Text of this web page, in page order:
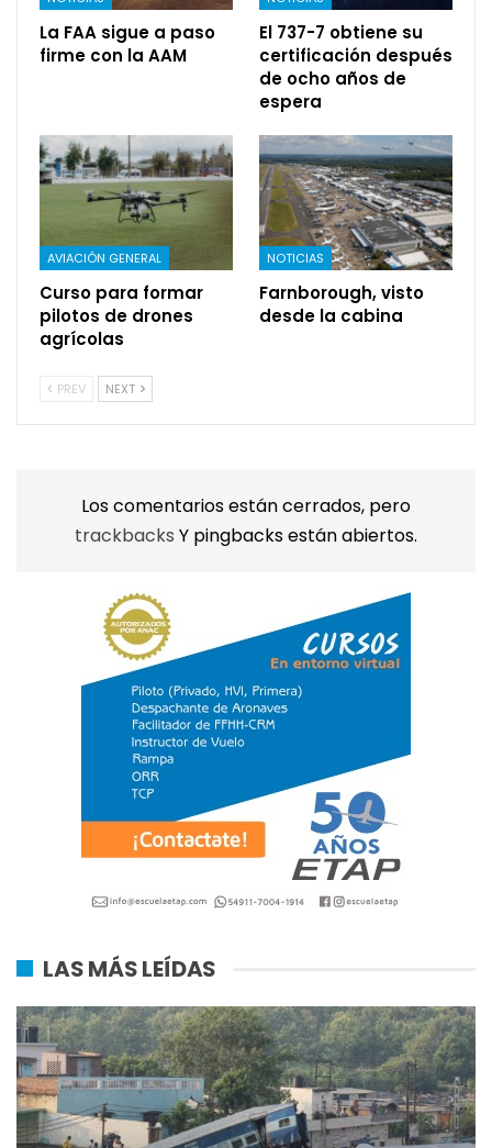
La FAA sigue a paso
firme con la AAM
El 737-7 obtiene su
certificación después
de ocho años de
espera
AVIACIÓN GENERAL
Curso para formar
pilotos de drones
agrícolas
NOTICIAS
Farnborough, visto
desde la cabina
PREV NEXT
Los comentarios están cerrados, pero
trackbacks Y pingbacks están abiertos.
LAS MÁS LEÍDAS